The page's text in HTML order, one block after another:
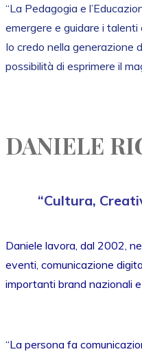
“La Pedagogia e
emergere e guidare i
Io credo nella generazione
possibilità di esprimere il
DANIELE
“Cultura,
Daniele lavora, dal 2002,
eventi, comunicazione
importanti brand nazionali
“La persona fa